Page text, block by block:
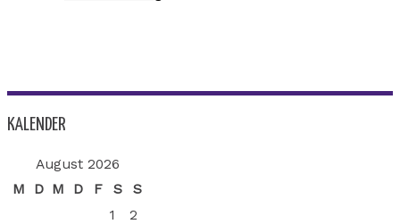
KALENDER
August 2026
M
D M D F S
S
1
2